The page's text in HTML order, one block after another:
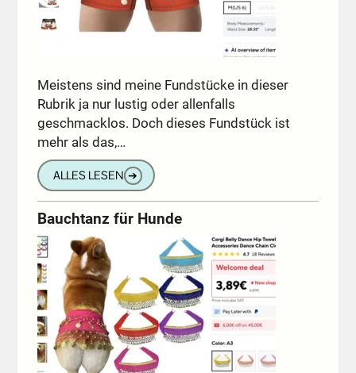
Meistens sind meine Fundstücke in dieser
Rubrik ja nur lustig oder allenfalls
geschmacklos. Doch dieses Fundstück ist
mehr als das,…
ALLES LESEN ➔
Bauchtanz für Hunde